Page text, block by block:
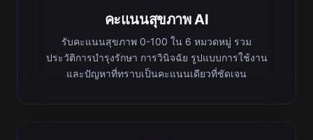
คะแนนสุขภาพ AI
รับคะแนนสุขภาพ 0-100 ใน 6 หมวดหมู่ รวม
ประวัติการบำรุงรักษา การวินิจฉัย รูปแบบการใช้งาน
และปัญหาที่ทราบเป็นคะแนนเดียวที่ชัดเจน